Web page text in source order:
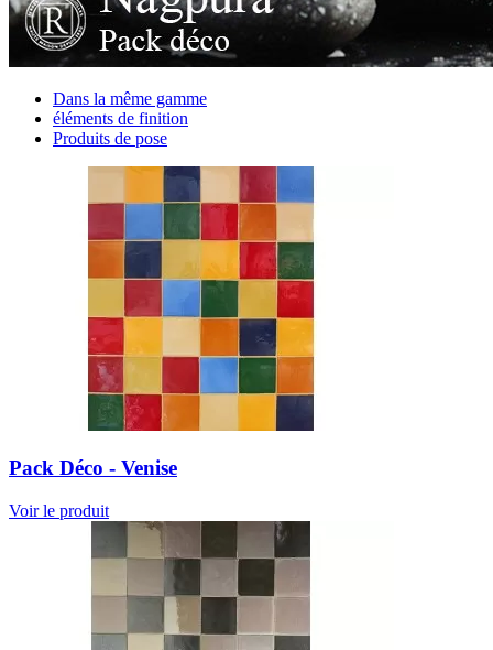
Dans la même gamme
éléments de finition
Produits de pose
Pack Déco - Venise
Voir le produit